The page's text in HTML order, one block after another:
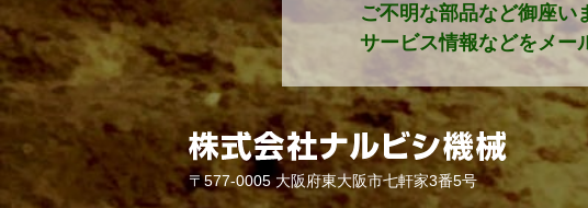
ご不明な部品など御座い
サービス情報などをメー
〒577-0005大阪府東大阪市七軒家3番5号